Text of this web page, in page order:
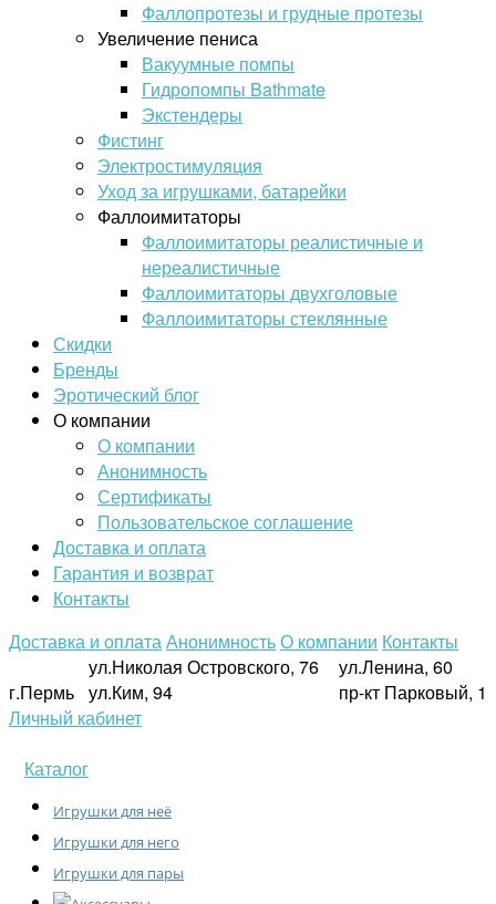
Фаллопротезы и грудные протезы
Увеличение пениса
Вакуумные помпы
Гидропомпы Bathmate
Экстендеры
Фистинг
Электростимуляция
Уход за игрушками, батарейки
Фаллоимитаторы
Фаллоимитаторы реалистичные и
нереалистичные
Фаллоимитаторы двухголовые
Фаллоимитаторы стеклянные
Скидки
Бренды
Эротический блог
О компании
О компании
Анонимность
Сертификаты
Пользовательское соглашение
Доставка и оплата
Гарантия и возврат
Контакты
Доставка и оплатаАнонимностьО компании Контакты
г.Пермь
ул.Николая Островского, 76
ул.Ким, 94
ул.Ленина, 60
пр-кт Парковый, 1
Личный кабинет
Каталог
Игрушки для неё
Игрушки для него
Игрушки для пары